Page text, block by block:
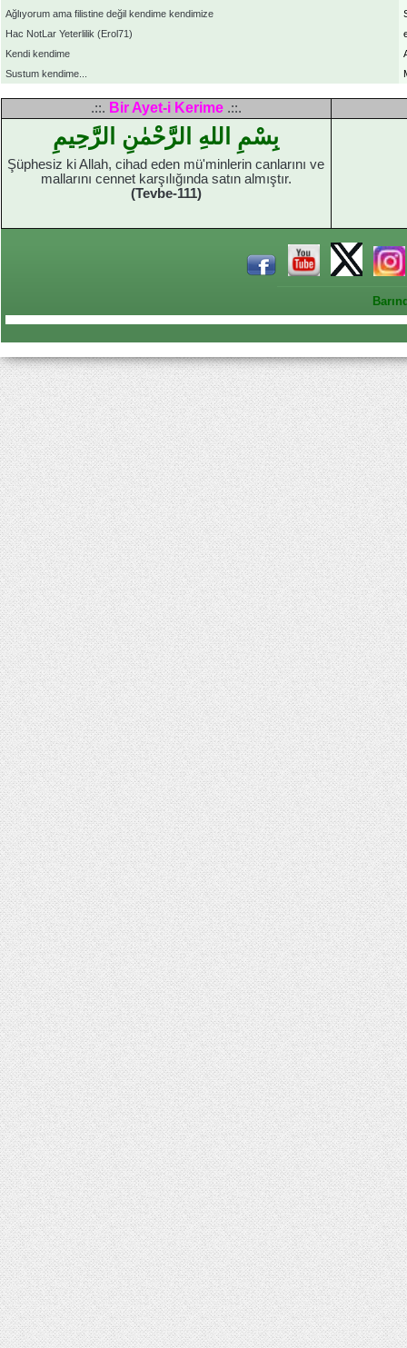
Ağlıyorum ama filistine değil kendime kendimize
Hac NotLar Yeterlilik (Erol71)
Kendi kendime
Sustum kendime...
.::. Bir Ayet-i Kerime .::.
بِسْمِ اللهِ الرَّحْمٰنِ الرَّحِيمِ
Şüphesiz ki Allah, cihad eden mü'minlerin canlarını ve
mallarını cennet karşılığında satın almıştır.
(Tevbe-111)